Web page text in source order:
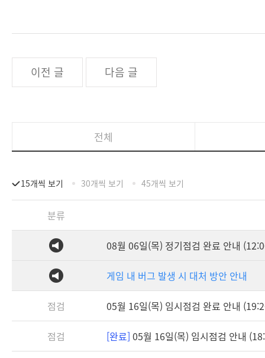
이전 글 다음 글
전체
15개씩 보기 30개씩 보기 45개씩 보기
분류
08월 06일(목) 정기점검 완료 안내
게임 내 버그 발생 시 대처 방안 안내
점검 05월 16일(목) 임시점검 완료 안내
점검 [완료] 05월 16일(목) 임시점검 안내